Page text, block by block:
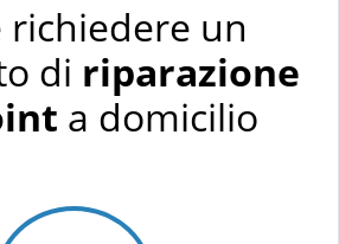
richiedere un
di riparazione
a domicilio